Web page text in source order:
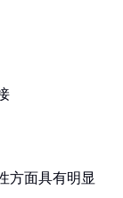
方面具有明显